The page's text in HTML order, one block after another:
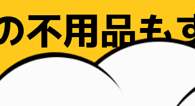
不用品も
ビスのす